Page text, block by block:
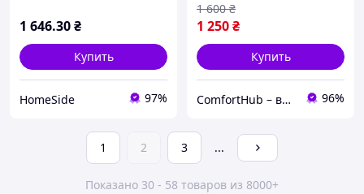
1 646.30₴
Купить
HomeSide 97%
1 250₴
1 600 ₴
Купить
ComfortHub – ваш дом, ваш комфорт, ваше тепло 96%
1 2 3 ...
Показано 30 - 58 товаров из 8000+